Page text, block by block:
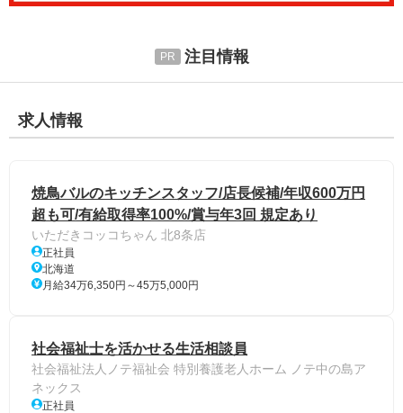
注目情報
求人情報
焼鳥バルのキッチンスタッフ/店長候補/年収600万円
超も可/有給取得率100%/賞与年3回 規定あり
いただきコッコちゃん 北8条店
正社員
北海道
月給34万6,350円～45万5,000円
社会福祉士を活かせる生活相談員
社会福祉法人ノテ福祉会 特別養護老人ホーム ノテ中の島ア
ネックス
正社員